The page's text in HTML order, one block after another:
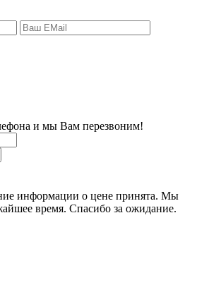
и мы Вам перезвоним!
информации о цене принята. Мы
время. Спасибо за ожидание.